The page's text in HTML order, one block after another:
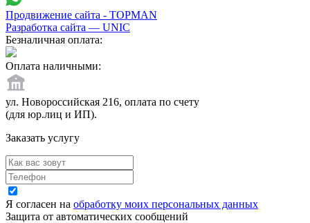
Продвижение сайта - TOPMAN
Разработка сайта — UNIC
Безналичная оплата:
Оплата наличными:
ул. Новороссийская 216, оплата по счету
(для юр.лиц и ИП).
Заказать услугу
Я согласен на обработку моих персональных данных
Защита от автоматических сообщений